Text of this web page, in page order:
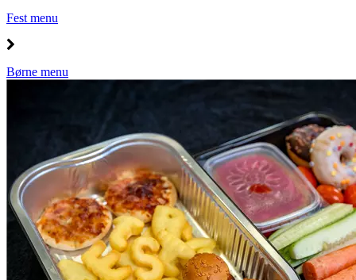
Fest menu
Børne menu